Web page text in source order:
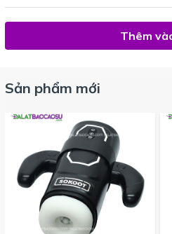
dịu nhẹ cho việc vệ sinh mỗi
HƯỚNG DẪN SỬ DỤNG:
Làm ướt vùng kín cần vệ sinh.
Massage nhẹ nhàng để làm
Rửa lại kỹ với nước sạch và
Chỉ sử dụng để vệ sinh
Thêm
Sản phẩm mới